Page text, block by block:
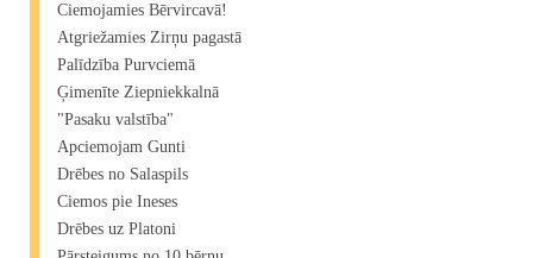
Ciemojamies Bērvircavā!
Atgriežamies Zirņu pagastā
Palīdzība Purvciemā
Ģimenīte Ziepniekkalnā
"Pasaku valstība"
Apciemojam Gunti
Drēbes no Salaspils
Ciemos pie Ineses
Drēbes uz Platoni